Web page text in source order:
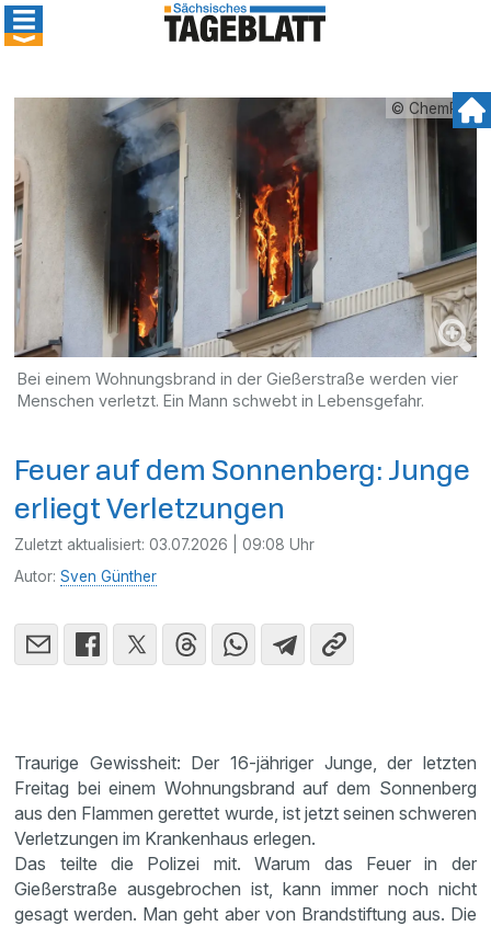
© ChemPic
Bei einem Wohnungsbrand in der Gießerstraße werden vier
Menschen verletzt. Ein Mann schwebt in Lebensgefahr.
Feuer auf dem Sonnenberg: Junge
erliegt Verletzungen
Zuletzt aktualisiert:03.07.2026 | 09:08 Uhr
Autor:Sven Günther
Traurige Gewissheit: Der 16-jähriger Junge, der letzten
Freitag bei einem Wohnungsbrand auf dem Sonnenberg
aus den Flammen gerettet wurde, ist jetzt seinen schweren
Verletzungen im Krankenhaus erlegen.
Das teilte die Polizei mit. Warum das Feuer in der
Gießerstraße ausgebrochen ist, kann immer noch nicht
gesagt werden. Man geht aber von Brandstiftung aus. Die